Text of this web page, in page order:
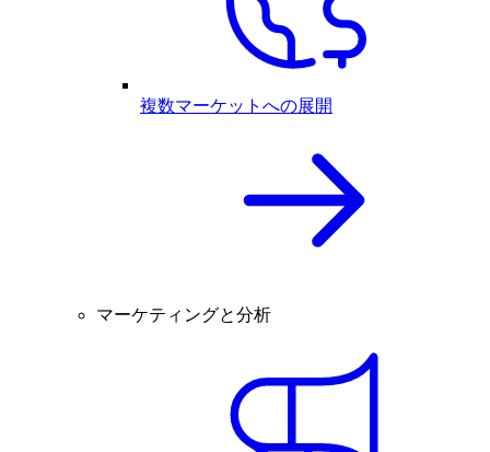
複数マーケットへの展開
マーケティングと分析